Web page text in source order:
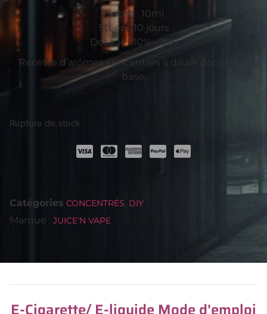
Flacon : 10ml
Steep : 10 jours
Dosage : 10% – 15%
Recette d’arômes concentrés à diluer dans de la
base.
Rupture de stock
Catégories CONCENTRÉS, DIY
Marque : JUICE'N VAPE